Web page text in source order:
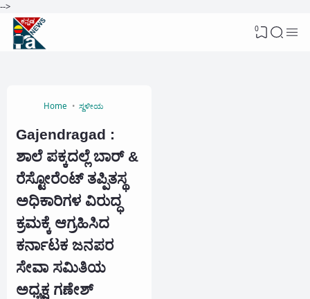
-->
0
Home ಸ್ಥಳೀಯ
Gajendragad :
ಶಾಲೆ ಪಕ್ಕದಲ್ಲೆ ಬಾರ್ &
ರೆಸ್ಟೋರೆಂಟ್ ತಪ್ಪಿತಸ್ಥ
ಅಧಿಕಾರಿಗಳ ವಿರುದ್ಧ
ಕ್ರಮಕ್ಕೆ ಆಗ್ರಹಿಸಿದ
ಕರ್ನಾಟಕ ಜನಪರ
ಸೇವಾ ಸಮಿತಿಯ
ಅಧ್ಯಕ್ಷ ಗಣೇಶ್